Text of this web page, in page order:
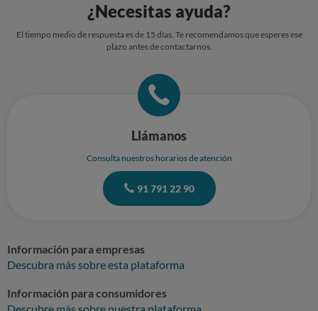
¿Necesitas ayuda?
El tiempo medio de respuesta es de 15 días. Te recomendamos que esperes ese
plazo antes de contactarnos.
Llámanos
Consulta nuestros horarios de atención
91 791 22 90
Información para empresas
Descubra más sobre esta plataforma
Información para consumidores